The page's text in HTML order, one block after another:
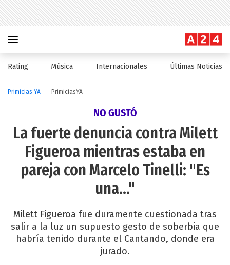
Rating Música Internacionales Últimas Noticias
Primicias YA PrimiciasYA
NO GUSTÓ
La fuerte denuncia contra Milett
Figueroa mientras estaba en
pareja con Marcelo Tinelli: "Es
una..."
Milett Figueroa fue duramente cuestionada tras
salir a la luz un supuesto gesto de soberbia que
habría tenido durante el Cantando, donde era
jurado.